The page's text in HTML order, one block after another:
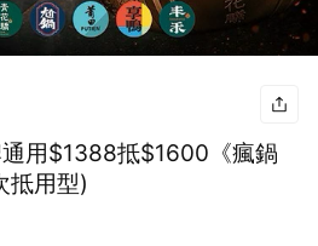
通用$1388抵$1600《瘋鍋
抵用型)